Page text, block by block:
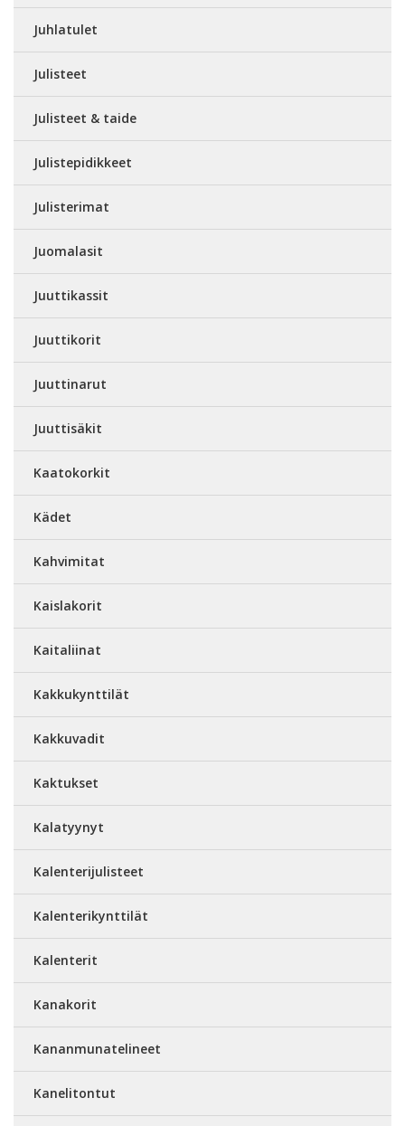
Juhlatulet
Julisteet
Julisteet & taide
Julistepidikkeet
Julisterimat
Juomalasit
Juuttikassit
Juuttikorit
Juuttinarut
Juuttisäkit
Kaatokorkit
Kädet
Kahvimitat
Kaislakorit
Kaitaliinat
Kakkukynttilät
Kakkuvadit
Kaktukset
Kalatyynyt
Kalenterijulisteet
Kalenterikynttilät
Kalenterit
Kanakorit
Kananmunatelineet
Kanelitontut